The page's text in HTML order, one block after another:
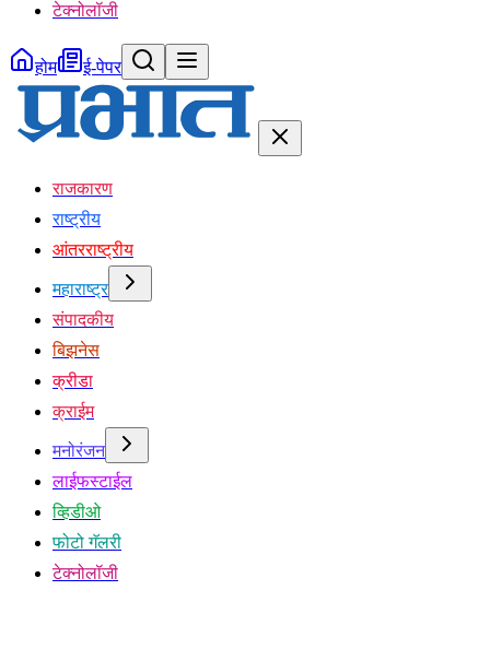
टेक्नोलॉजी
होम ई-पेपर
राजकारण
राष्ट्रीय
आंतरराष्ट्रीय
महाराष्ट्र
संपादकीय
बिझनेस
क्रीडा
क्राईम
मनोरंजन
लाईफस्टाईल
व्हिडीओ
फोटो गॅलरी
टेक्नोलॉजी